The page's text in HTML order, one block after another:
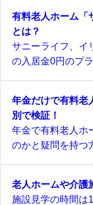
有料老人ホーム「
とは？
サニーライフ、イ
の入居金0円のプ
年金だけで有料老
別で検証！
年金で有料老人ホ
のかと疑問を持つ
老人ホームや介護
施設見学の時間は